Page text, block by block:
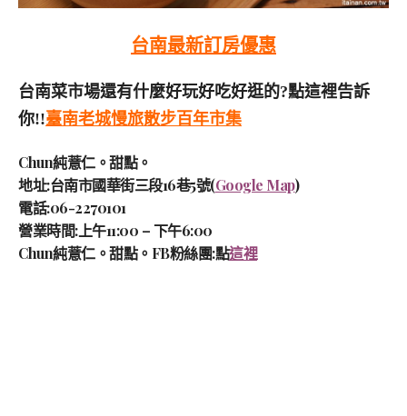
台南最新訂房優惠
台南菜市場還有什麼好玩好吃好逛的?點這裡告訴
你!!臺南老城慢旅散步百年市集
Chun純薏仁。甜點。
地址:台南市國華街三段16巷5號(Google Map)
電話:06-2270101
營業時間:上午11:00 – 下午6:00
Chun純薏仁。甜點。FB粉絲團:點這裡